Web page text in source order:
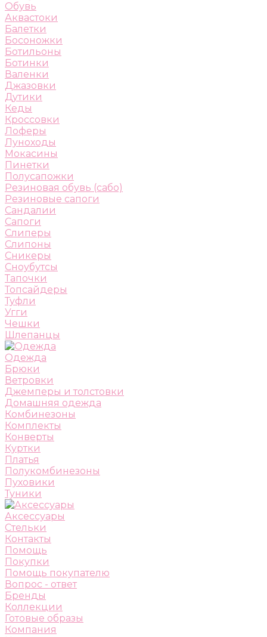
Обувь
Аквастоки
Балетки
Босоножки
Ботильоны
Ботинки
Валенки
Джазовки
Дутики
Кеды
Кроссовки
Лоферы
Луноходы
Мокасины
Пинетки
Полусапожки
Резиновая обувь (сабо)
Резиновые сапоги
Сандалии
Сапоги
Слиперы
Слипоны
Сникеры
Сноубутсы
Тапочки
Топсайдеры
Туфли
Угги
Чешки
Шлепанцы
Одежда
Брюки
Ветровки
Джемперы и толстовки
Домашняя одежда
Комбинезоны
Комплекты
Конверты
Куртки
Платья
Полукомбинезоны
Пуховики
Туники
Аксессуары
Стельки
Контакты
Помощь
Покупки
Помощь покупателю
Вопрос - ответ
Бренды
Коллекции
Готовые образы
Компания